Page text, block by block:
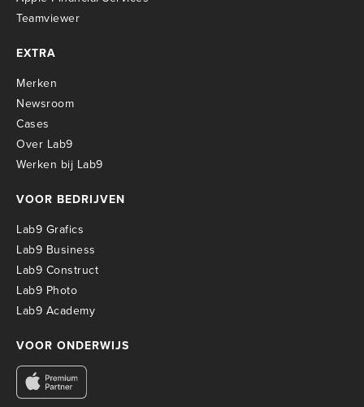
Teamviewer
EXTRA
Merken
Newsroom
Cases
Over Lab9
Werken bij Lab9
VOOR BEDRIJVEN
Lab9 Grafics
Lab9 Business
Lab9 Construct
Lab9 Photo
Lab9 Academy
VOOR ONDERWIJS